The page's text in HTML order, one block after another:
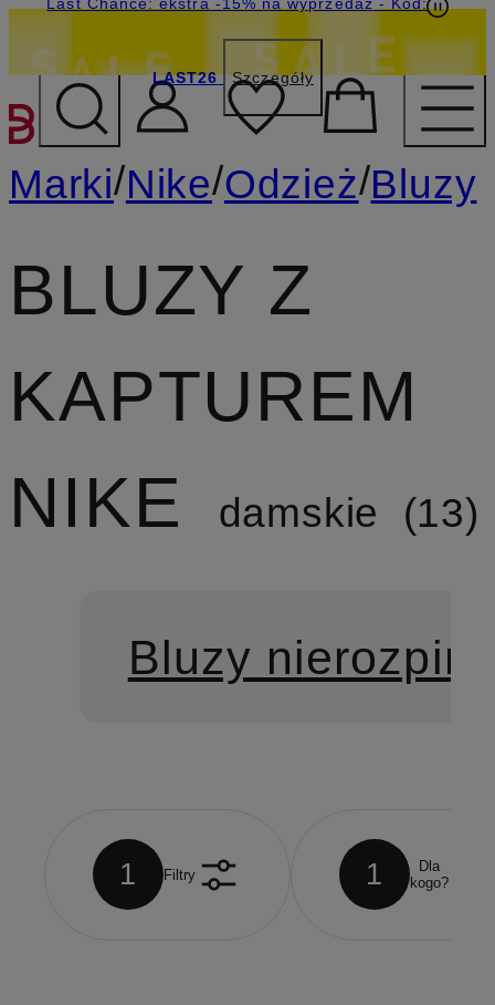
PRZEJDŹ DO GŁÓWNEJ
LAST26 Szczegóły
Marki/Nike/Odzież/Bluzy
BLUZY Z
KAPTUREM
NIKE
damskie 13
Bluzy
1 Filtry 1
Dla
kogo?